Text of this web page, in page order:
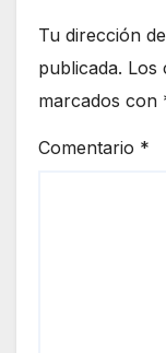
Tu dirección
publicada. Los
marcados con
Comentario *